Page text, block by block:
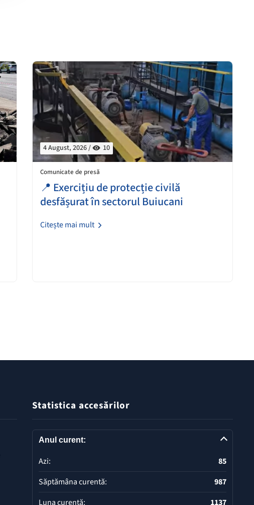
4 August, 2026 / 10
Comunicate de presă
📍 Exercițiu de protecție civilă
desfășurat în sectorul Buiucani
Citește mai mult
Statistica accesărilor
Anul curent:
Azi:
85
Săptămâna curentă:
987
Luna curentă:
1137